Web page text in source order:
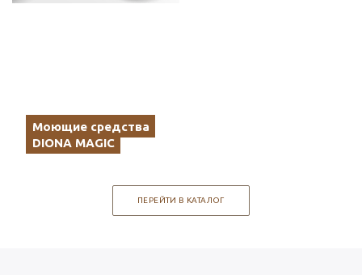
Моющие средства
DIONA MAGIC
ПЕРЕЙТИ В КАТАЛОГ